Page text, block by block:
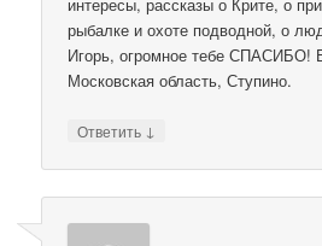
рыбалке и охоте подводной, о
Игорь, огромное тебе СПАСИБО!
Московская область, Ступино.
Ответить ↓